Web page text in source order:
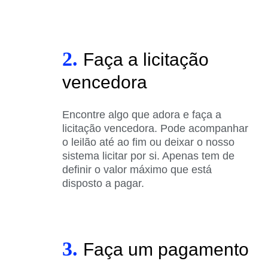
2. Faça a licitação
vencedora
Encontre algo que adora e faça a
licitação vencedora. Pode acompanhar
o leilão até ao fim ou deixar o nosso
sistema licitar por si. Apenas tem de
definir o valor máximo que está
disposto a pagar.
3. Faça um pagamento